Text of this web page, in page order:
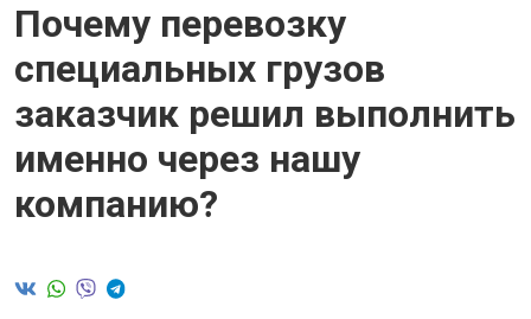
Почему перевозку
специальных грузов
заказчик решил выполнить
именно через нашу
компанию?